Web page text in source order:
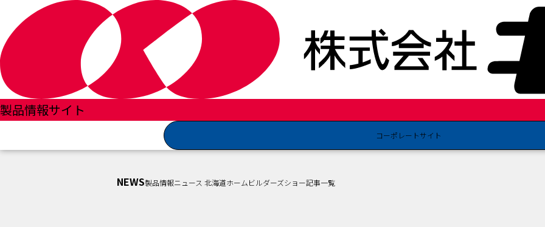
製品情報サイト
コーポレートサイト
製品情報サイトTOP
製品情報ニュース 一覧
北海道ホームビルダーズショー
NEWS製品情報ニュース 北海道ホームビルダーズショー記事一覧